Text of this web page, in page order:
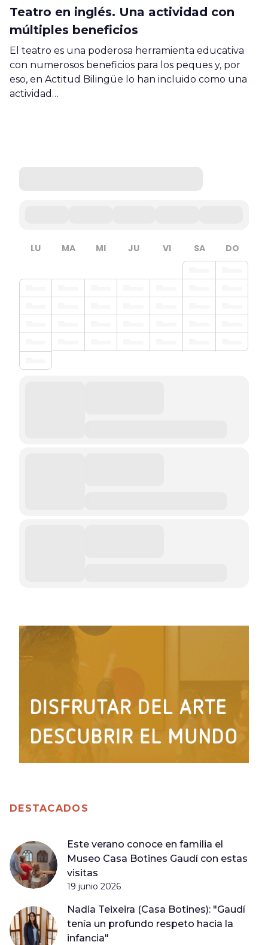
Teatro en inglés. Una actividad con
múltiples beneficios
El teatro es una poderosa herramienta educativa
con numerosos beneficios para los peques y, por
eso, en Actitud Bilingüe lo han incluido como una
actividad…
LU MA MI JU VI SA DO
DESTACADOS
Este verano conoce en familia el
Museo Casa Botines Gaudí con estas
visitas
19 junio 2026
Nadia Teixeira (Casa Botines): "Gaudí
tenía un profundo respeto hacia la
infancia"